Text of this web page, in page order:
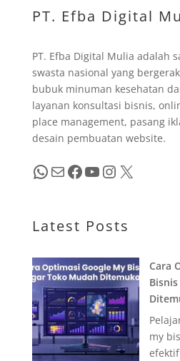
PT. Efba Digital
PT. Efba Digital Mulia adalah
swasta nasional yang
bubuk minuman kesehatan
layanan konsultasi bisnis,
place management, pasang
desain pembuatan website.
WhatsApp Mail Facebook YouTube InstagramX
Latest Posts
Cara
my